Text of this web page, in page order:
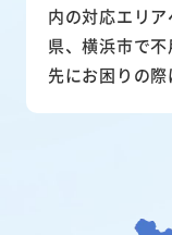
内の対応エリ
県、横浜市で
先にお困りの際